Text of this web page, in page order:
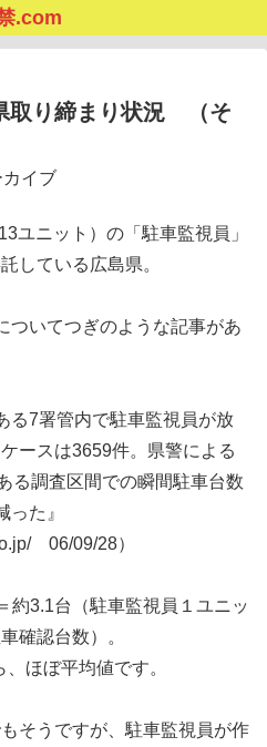
.com
取り締まり状況 （そ
イブ
ユニット）の「駐車監視員」
している広島県。
ついてつぎのような記事があ
る7署管内で駐車監視員が放
ースは3659件。県警による
る調査区間での瞬間駐車台数
た』
06/09/28）
約3.1台（駐車監視員１ユニッ
確認台数）。
、ほぼ平均値です。
そうですが、駐車監視員が作